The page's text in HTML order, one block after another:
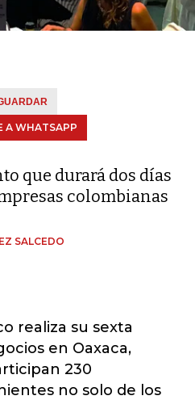
A WHATSAPP
que durará dos días
colombianas
SALCEDO
realiza su sexta
en Oaxaca,
230
no solo de los